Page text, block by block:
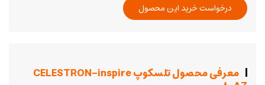
درخواست خرید این محصول
معرفی محصول تلسکوپ CELESTRON-inspire